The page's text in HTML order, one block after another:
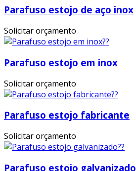
Parafuso estojo de aço inox
Solicitar orçamento
Parafuso estojo em inox
Solicitar orçamento
Parafuso estojo fabricante
Solicitar orçamento
Parafuso estojo galvanizado